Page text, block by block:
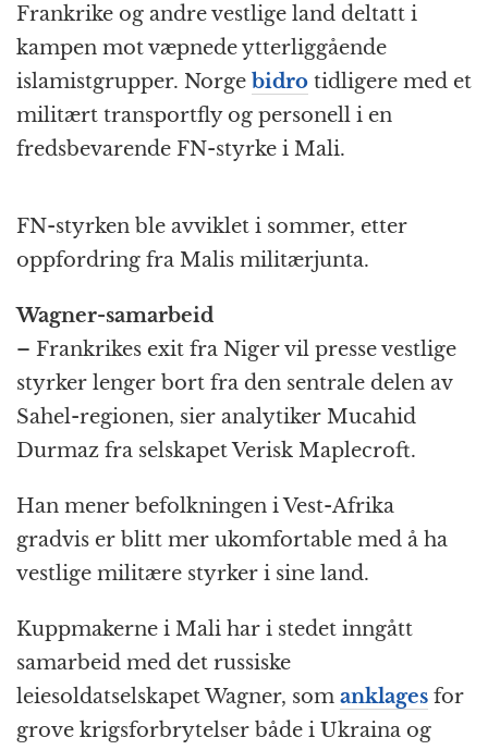
Frankrike og andre vestlige land deltatt i
kampen mot væpnede ytterliggående
islamistgrupper. Norge bidro tidligere med et
militært transportfly og personell i en
fredsbevarende FN-styrke i Mali.
FN-styrken ble avviklet i sommer, etter
oppfordring fra Malis militærjunta.
Wagner-samarbeid
– Frankrikes exit fra Niger vil presse vestlige
styrker lenger bort fra den sentrale delen av
Sahel-regionen, sier analytiker Mucahid
Durmaz fra selskapet Verisk Maplecroft.
Han mener befolkningen i Vest-Afrika
gradvis er blitt mer ukomfortable med å ha
vestlige militære styrker i sine land.
Kuppmakerne i Mali har i stedet inngått
samarbeid med det russiske
leiesoldatselskapet Wagner, som anklages for
grove krigsforbrytelser både i Ukraina og